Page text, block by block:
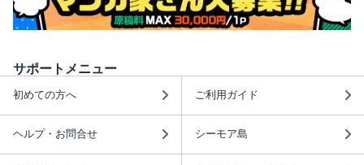
サポートメニュー
初めての方へ ご利用ガイド
ヘルプ・お問合せ シーモア島